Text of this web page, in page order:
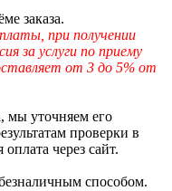
заказа.
при получении
за услуги по приему
от 3 до 5% от
мы уточняем его
проверки в
через сайт.
способом.